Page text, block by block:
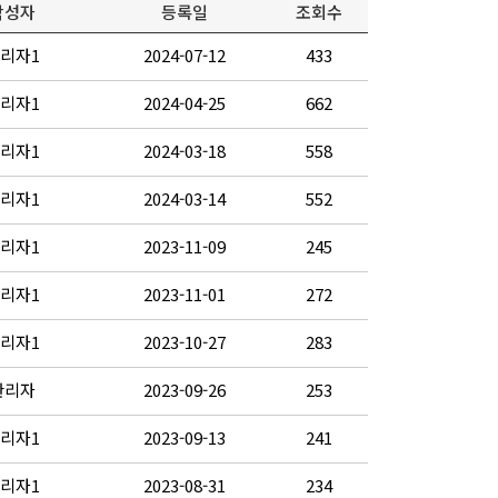
자 등록일
조회수
자1
2024-07-12 433
자1 2024-04-25 662
자1 2024-03-18 558
자1 2024-03-14 552
자1 2023-11-09 245
자1 2023-11-01 272
자1 2023-10-27 283
자 2023-09-26 253
자1 2023-09-13 241
자1 2023-08-31 234